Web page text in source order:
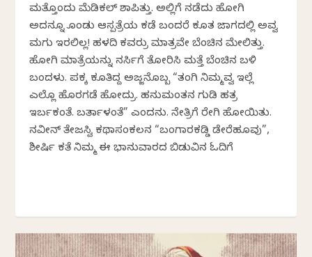
ಮತ್ತೊಂದು ಮೆಡಿಕಲ್ ಶಾಪಿತ್ತು. ಅಲ್ಲಿಗೆ ನಡೆದು ಹೋಗಿ
ಅದನ್ನೂ ಕೊಂಡು ಆಸ್ಪತ್ರೆಯ ಕಡೆ ಬಂದರೆ ಕೂತ ಜಾಗದಲ್ಲಿ ಅವ್ವ
ಮಗು ಇರಲಿಲ್ಲ! ಹಳದಿ ಕವರ್ರು ಮಾತ್ರವೇ ಬೆಂಚಿನ ಮೇಲಿತ್ತು.
ಹೋಗಿ ಮಾತ್ರೆಯನ್ನು ನರ್ಸಿಗೆ ತೋರಿಸಿ ಮತ್ತೆ ಬೆಂಚಿನ ಬಳಿ
ಬಂದಳು. ಪಕ್ಕ ಕೂತಿದ್ದ ಅಜ್ಜನೊಬ್ಬ “ತಂಗಿ ನಿಮ್ಮವ್ವ ಇಲ್ಲೆ
ಎಲ್ಲೊ ಹೊರಗಡೆ ಹೋದ್ರು. ಹನುಮಂತನ ಗುಡಿ ಹತ್ರ
ಇರ್ಬಕಂತೆ. ಬರ್ತಾಳಂತೆ” ಎಂದನು. ನೇತ್ರಿಗೆ ರೇಗಿ ಹೋಯಿತು.
ನವೀನ್‌ ತೇಜಸ್ವಿ ಕಥಾಸಂಕಲನ “ಬಂಗಾರಕಡ್ಡಿ ಡೇರೆಹೂವು”,
ಶೀರ್ಷಿಕೆ ಕತೆ ನಿಮ್ಮ ಈ ಭಾನುವಾರದ ಬಿಡುವಿನ ಓದಿಗೆ